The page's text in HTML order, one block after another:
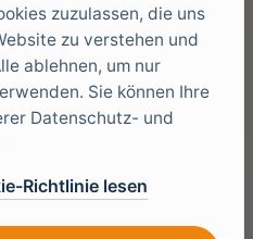
(Business to
die sich bei Ihren
anmelden.
zuzulassen, die uns
zu verstehen und
ablehnen, um nur
Sie können Ihre
Datenschutz- und
Richtlinie lesen